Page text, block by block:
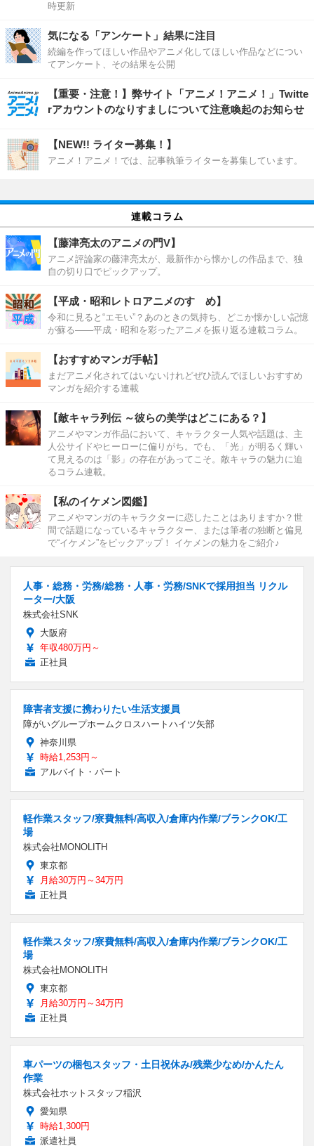
時更新
気になる「アンケート」結果に注目
続編を作ってほしい作品やアニメ化してほしい作品などについ
てアンケート、その結果を公開
【重要・注意！】弊サイト「アニメ！アニメ！」Twitte
rアカウントのなりすましについて注意喚起のお知らせ
【NEW!! ライター募集！】
アニメ！アニメ！では、記事執筆ライターを募集しています。
連載コラム
【藤津亮太のアニメの門V】
アニメ評論家の藤津亮太が、最新作から懐かしの作品まで、独
自の切り口でピックアップ。
【平成・昭和レトロアニメのすゝめ】
令和に見ると“エモい”？あのときの気持ち、どこか懐かしい記憶
が蘇る――平成・昭和を彩ったアニメを振り返る連載コラム。
【おすすめマンガ手帖】
まだアニメ化されてはいないけれどぜひ読んでほしいおすすめ
マンガを紹介する連載
【敵キャラ列伝 ～彼らの美学はどこにある？】
アニメやマンガ作品において、キャラクター人気や話題は、主
人公サイドやヒーローに偏りがち。でも、「光」が明るく輝い
て見えるのは「影」の存在があってこそ。敵キャラの魅力に迫
るコラム連載。
【私のイケメン図鑑】
アニメやマンガのキャラクターに恋したことはありますか？世
間で話題になっているキャラクター、または筆者の独断と偏見
で“イケメン”をピックアップ！ イケメンの魅力をご紹介♪
人事・総務・労務/総務・人事・労務/SNKで採用担当 リクル
ーター/大阪
株式会社SNK
大阪府
年収480万円～
正社員
障害者支援に携わりたい生活支援員
障がいグループホームクロスハートハイツ矢部
神奈川県
時給1,253円～
アルバイト・パート
軽作業スタッフ/寮費無料/高収入/倉庫内作業/ブランクOK/工
場
株式会社MONOLITH
東京都
月給30万円～34万円
正社員
軽作業スタッフ/寮費無料/高収入/倉庫内作業/ブランクOK/工
場
株式会社MONOLITH
東京都
月給30万円～34万円
正社員
車パーツの梱包スタッフ・土日祝休み/残業少なめ/かんたん
作業
株式会社ホットスタッフ稲沢
愛知県
時給1,300円
派遣社員